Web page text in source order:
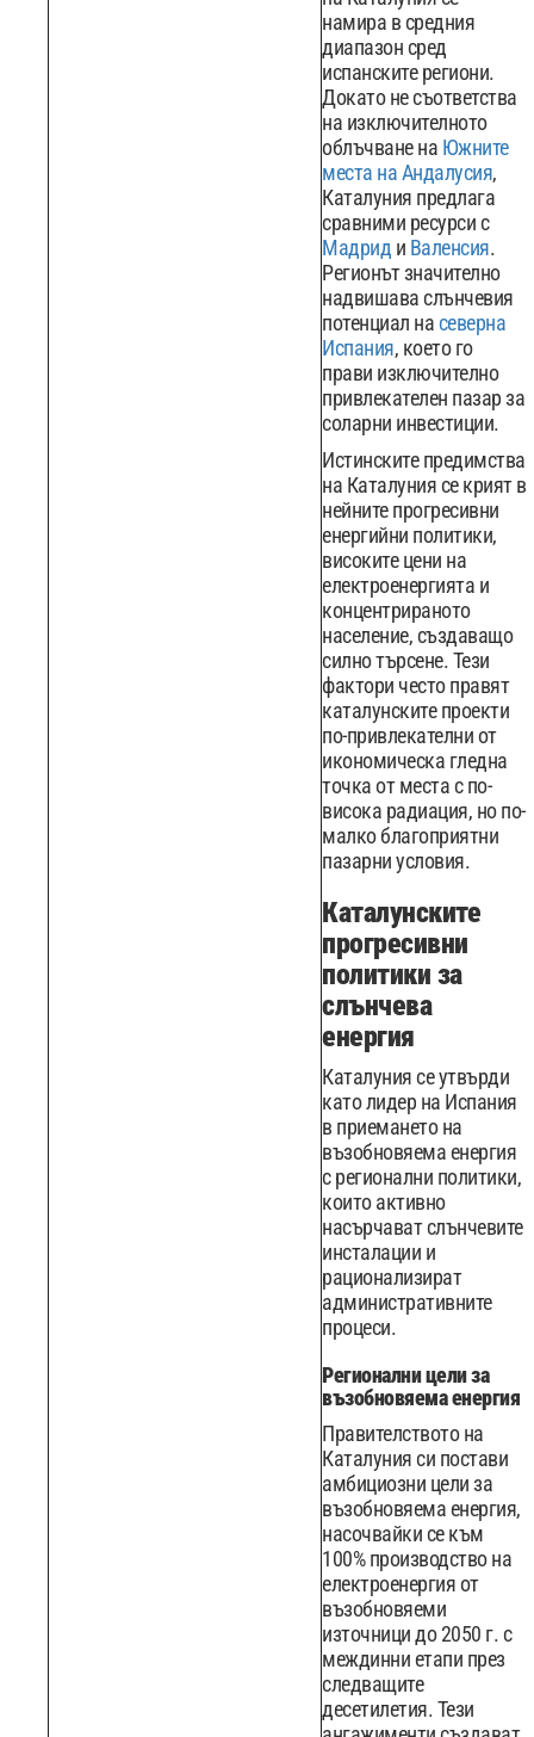
намира в средния
диапазон сред
испанските региони.
Докато не съответства
на изключителното
облъчване на Южните
места на Андалусия,
Каталуния предлага
сравними ресурси с
Мадрид и Валенсия.
Регионът значително
надвишава слънчевия
потенциал насеверна
Испания, което го
прави изключително
привлекателен пазар за
соларни инвестиции.
Истинските предимства
на Каталуния се крият в
нейните прогресивни
енергийни политики,
високите цени на
електроенергията и
концентрираното
население, създаващо
силно търсене. Тези
фактори често правят
каталунските проекти
по-привлекателни от
икономическа гледна
точка от места с по-
висока радиация, но по-
малко благоприятни
пазарни условия.
Каталунските
прогресивни
политики за
слънчева
енергия
Каталуния се утвърди
като лидер на Испания
в приемането на
възобновяема енергия
с регионални политики,
които активно
насърчават слънчевите
инсталации и
рационализират
административните
процеси.
Регионални цели за
възобновяема енергия
Правителството на
Каталуния си постави
амбициозни цели за
възобновяема енергия,
насочвайки се към
100% производство на
електроенергия от
възобновяеми
източници до 2050 г. с
междинни етапи през
следващите
десетилетия. Тези